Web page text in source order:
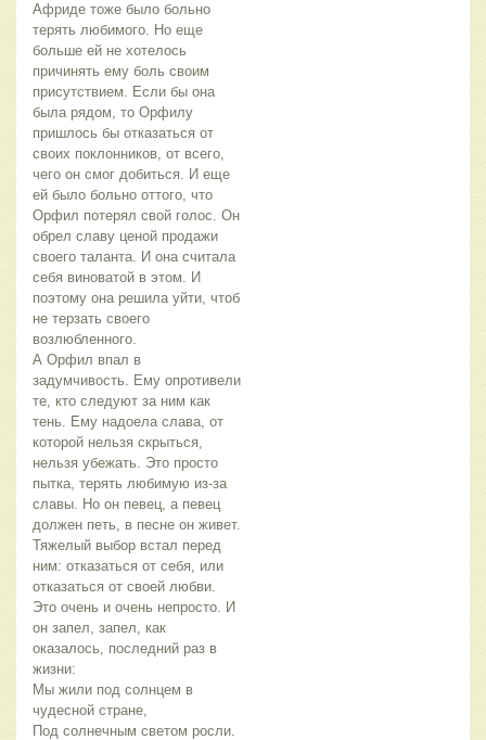
Африде тоже было больно
терять любимого. Но еще
больше ей не хотелось
причинять ему боль своим
присутствием. Если бы она
была рядом, то Орфилу
пришлось бы отказаться от
своих поклонников, от всего,
чего он смог добиться. И еще
ей было больно оттого, что
Орфил потерял свой голос. Он
обрел славу ценой продажи
своего таланта. И она считала
себя виноватой в этом. И
поэтому она решила уйти, чтоб
не терзать своего
возлюбленного.
А Орфил впал в
задумчивость. Ему опротивели
те, кто следуют за ним как
тень. Ему надоела слава, от
которой нельзя скрыться,
нельзя убежать. Это просто
пытка, терять любимую из-за
славы. Но он певец, а певец
должен петь, в песне он живет.
Тяжелый выбор встал перед
ним: отказаться от себя, или
отказаться от своей любви.
Это очень и очень непросто. И
он запел, запел, как
оказалось, последний раз в
жизни:
Мы жили под солнцем в
чудесной стране,
Под солнечным светом росли.